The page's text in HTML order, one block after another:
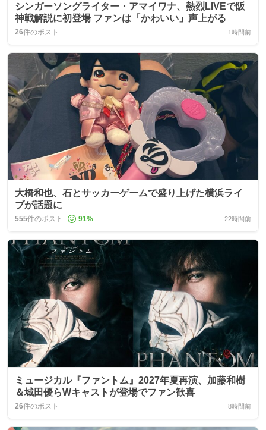
シンガーソングライター・アマイワナ、熱烈LIVEで阪
神戦解説に初登場 ファンは「かわいい」声上がる
26件のポスト 1時間前
大橋和也、石とサッカーゲームで盛り上げた横浜ライ
ブが話題に
555件のポスト 91% 22時間前
ミュージカル『ファントム』2027年夏再演、加藤和樹
＆城田優らWキャストが登場でファン歓喜
26件のポスト 8時間前